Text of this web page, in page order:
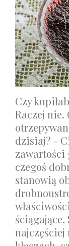
Czy
Raczej
dzisiaj? -
zawartości
czegoś
stanowią
najczęściej